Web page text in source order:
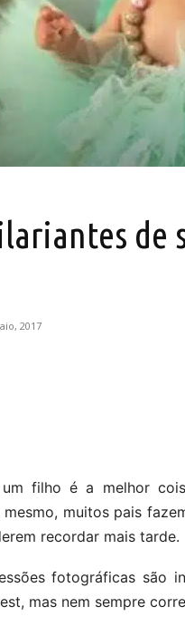
de
2017
um filho é a melhor
muitos pais
recordar mais tarde.
fotográficas são
mas nem sempre